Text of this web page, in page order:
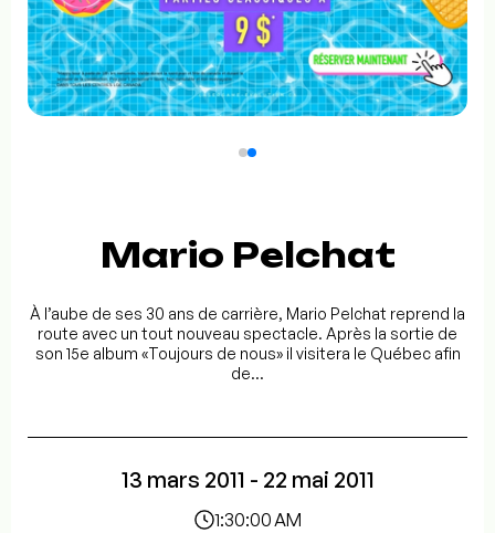
Mario Pelchat
À l’aube de ses 30 ans de carrière, Mario Pelchat reprend la
route avec un tout nouveau spectacle. Après la sortie de
son 15e album «Toujours de nous» il visitera le Québec afin
de...
13 mars 2011 - 22 mai 2011
1:30:00 AM